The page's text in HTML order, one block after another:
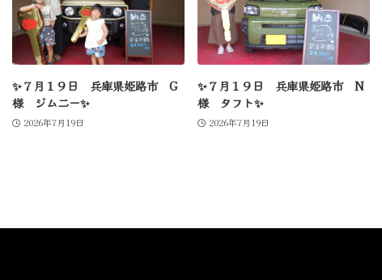
✨７月１９日 兵庫県姫路市 G
様 ジムニー✨
2026年7月19日
✨７月１９日 兵庫県姫路市 N
様 タフト✨
2026年7月19日